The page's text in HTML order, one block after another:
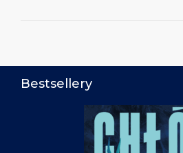
Bestsellery